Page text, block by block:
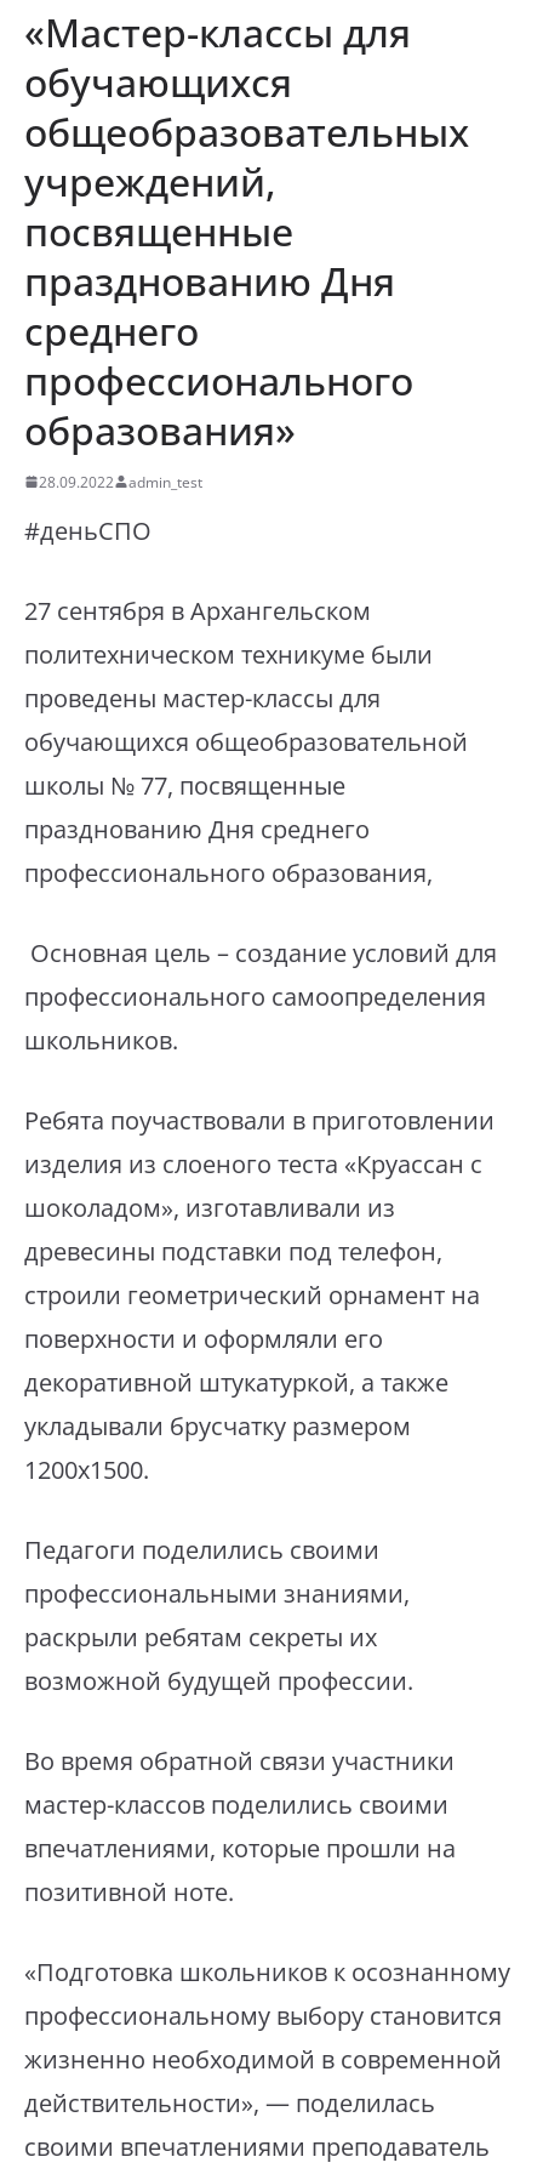
«Мастер-классы для
обучающихся
общеобразовательных
учреждений,
посвященные
празднованию Дня
среднего
профессионального
образования»
28.09.2022 admin_test
#деньСПО
27 сентября в Архангельском
политехническом техникуме были
проведены мастер-классы для
обучающихся общеобразовательной
школы № 77, посвященные
празднованию Дня среднего
профессионального образования,
Основная цель – создание условий для
профессионального самоопределения
школьников.
Ребята поучаствовали в приготовлении
изделия из слоеного теста «Круассан с
шоколадом», изготавливали из
древесины подставки под телефон,
строили геометрический орнамент на
поверхности и оформляли его
декоративной штукатуркой, а также
укладывали брусчатку размером
1200х1500.
Педагоги поделились своими
профессиональными знаниями,
раскрыли ребятам секреты их
возможной будущей профессии.
Во время обратной связи участники
мастер-классов поделились своими
впечатлениями, которые прошли на
позитивной ноте.
«Подготовка школьников к осознанному
профессиональному выбору становится
жизненно необходимой в современной
действительности», — поделилась
своими впечатлениями преподаватель